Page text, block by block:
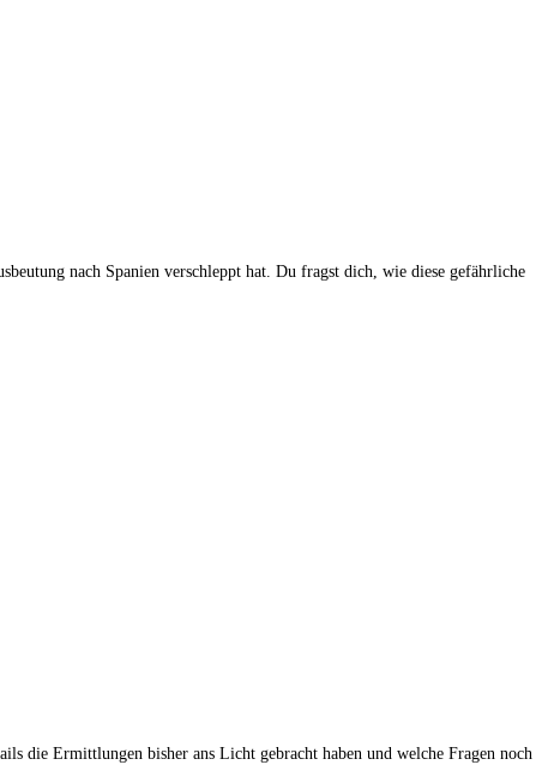
nach Spanien verschleppt hat. Du fragst dich, wie diese gefährliche
die Ermittlungen bisher ans Licht gebracht haben und welche Fragen noch